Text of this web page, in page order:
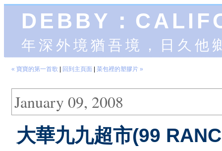
DEBBY：
年深外境猶吾境，日久
« 寶寶的第一首歌 回到主頁面 菜包裡的塑膠片 »
January 09, 2008
大華九九超市(99